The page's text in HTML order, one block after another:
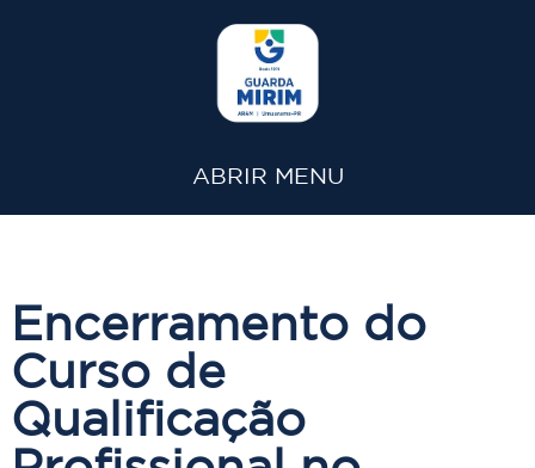
ABRIR MENU
Encerramento do
Curso de
Qualificação